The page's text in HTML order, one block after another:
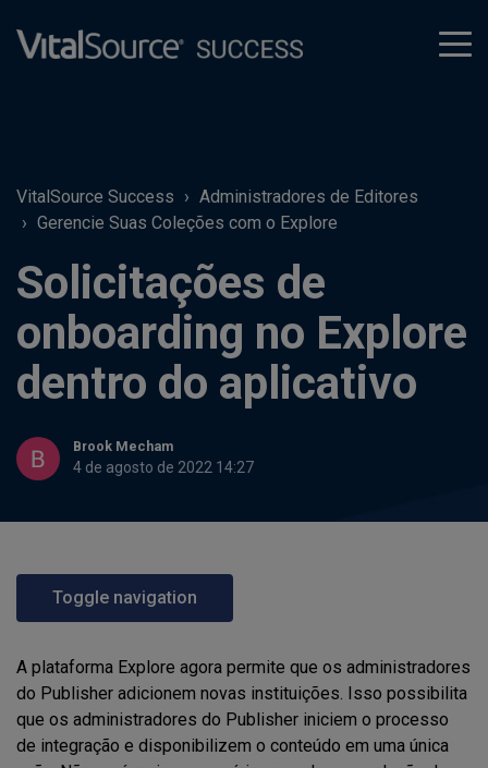
VitalSource Success
Administradores de Editores
Gerencie Suas Coleções com o Explore
Solicitações de
onboarding no Explore
dentro do aplicativo
Brook Mecham
4 de agosto de 2022 14:27
Toggle navigation
A plataforma Explore agora permite que os administradores
do Publisher adicionem novas instituições. Isso possibilita
que os administradores do Publisher iniciem o processo
de integração e disponibilizem o conteúdo em uma única